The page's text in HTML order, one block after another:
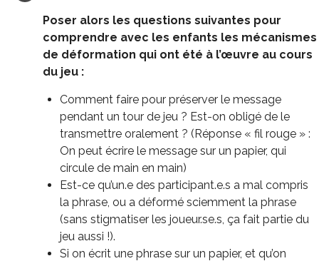
Poser alors les questions suivantes pour
comprendre avec les enfants les mécanismes
de déformation qui ont été à l’œuvre au cours
du jeu :
Comment faire pour préserver le message
pendant un tour de jeu ? Est-on obligé de le
transmettre oralement ? (Réponse « fil rouge » :
On peut écrire le message sur un papier, qui
circule de main en main)
Est-ce qu’un.e des participant.e.s a mal compris
la phrase, ou a déformé sciemment la phrase
(sans stigmatiser les joueur.se.s, ça fait partie du
jeu aussi !).
Si on écrit une phrase sur un papier, et qu’on